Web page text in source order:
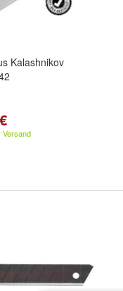
Kalashnikov
Versand